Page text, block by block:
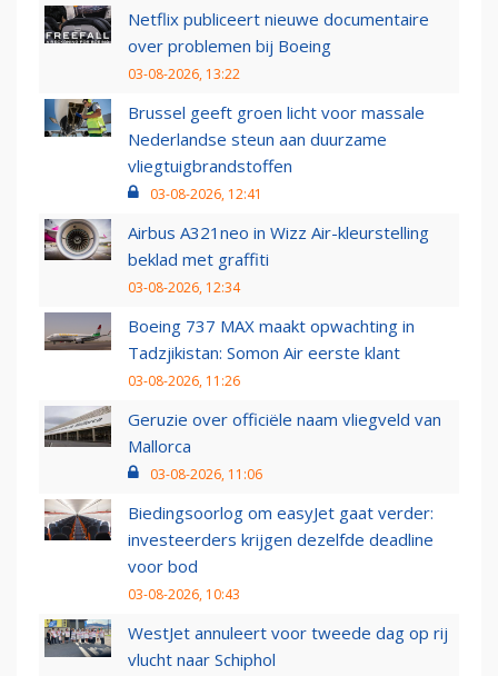
Netflix publiceert nieuwe documentaire
over problemen bij Boeing
03-08-2026, 13:22
Brussel geeft groen licht voor massale
Nederlandse steun aan duurzame
vliegtuigbrandstoffen
03-08-2026, 12:41
Airbus A321neo in Wizz Air-kleurstelling
beklad met graffiti
03-08-2026, 12:34
Boeing 737 MAX maakt opwachting in
Tadzjikistan: Somon Air eerste klant
03-08-2026, 11:26
Geruzie over officiële naam vliegveld van
Mallorca
03-08-2026, 11:06
Biedingsoorlog om easyJet gaat verder:
investeerders krijgen dezelfde deadline
voor bod
03-08-2026, 10:43
WestJet annuleert voor tweede dag op rij
vlucht naar Schiphol